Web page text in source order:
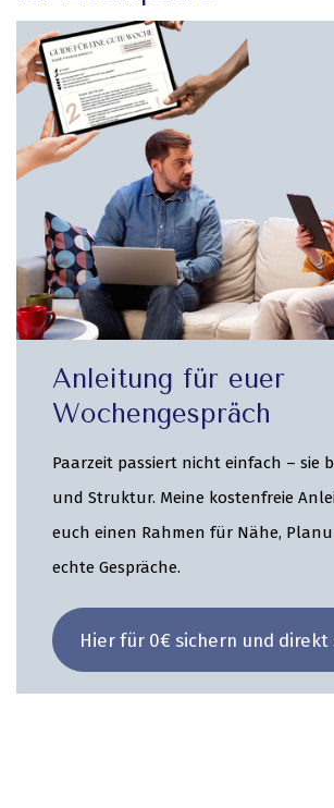
Anleitung für euer
Wochengespräch
Paarzeit passiert nicht einfach – sie
und Struktur. Meine kostenfreie
euch einen Rahmen für Nähe,
echte Gespräche.
Hier für 0€ sichern und